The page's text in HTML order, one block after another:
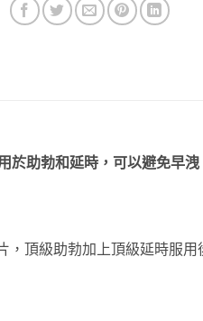
助勃和延時，可以避免早洩
頂級助勃加上頂級延時服